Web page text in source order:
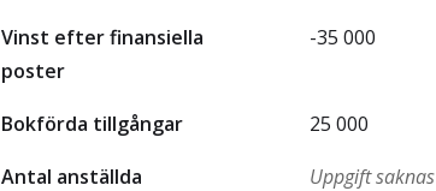
Vinst efter finansiella
poster
-35 000
Bokförda tillgångar
25 000
Antal anställda
Uppgift saknas